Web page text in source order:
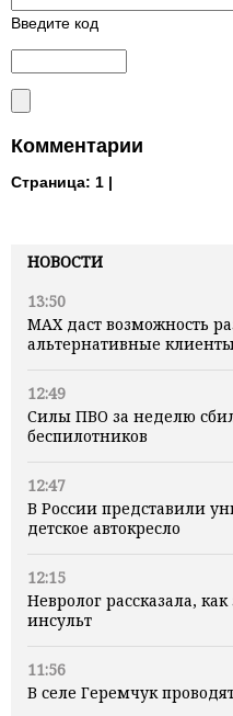
НОВОСТИ
13:50
MAX даст возможность
альтернативные
12:49
Силы ПВО за неделю
беспилотников
12:47
В России представили
детское автокресло
12:15
Невролог рассказала,
инсульт
11:56
В селе Геремчук
Введите код
Комментарии
Страница: 1 |